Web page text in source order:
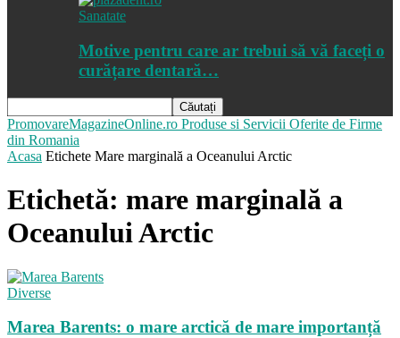
Sanatate
Motive pentru care ar trebui să vă faceți o
curățare dentară…
PromovareMagazineOnline.ro Produse si Servicii Oferite de Firme
din Romania
Acasa Etichete Mare marginală a Oceanului Arctic
Etichetă: mare marginală a
Oceanului Arctic
Diverse
Marea Barents: o mare arctică de mare importanță